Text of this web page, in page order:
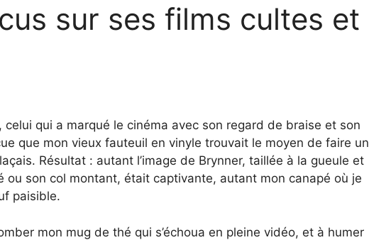
sur ses films cultes et
qui a marqué le cinéma avec son regard de braise et son
que mon vieux fauteuil en vinyle trouvait le moyen de faire un
Résultat : autant l’image de Brynner, taillée à la gueule et
ou son col montant, était captivante, autant mon canapé où je
paisible.
mon mug de thé qui s’échoua en pleine vidéo, et à humer